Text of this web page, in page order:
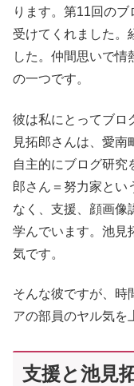
ります。第11回の
受けてくれました。
した。仲間思いで情
の一つです。
彼は私にとってブロ
見拓郎さんは、愛南
自主的にブログ研究
郎さん＝努力家とい
なく、支援、顔画像
学んでいます。池見
気です。
そんな彼ですが、時
アの部員のヤル気を
支援と池見